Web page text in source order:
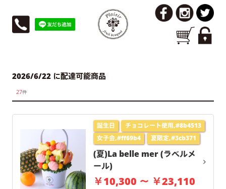
2026/6/22 に配達可能商品
27件
誕生日
チョコレート使用,#8b4513
女子会,#ff69b4
夏限定,#3cb371
(夏)La belle mer (ラベルメ
ール)
￥10,300 ～ ￥23,110